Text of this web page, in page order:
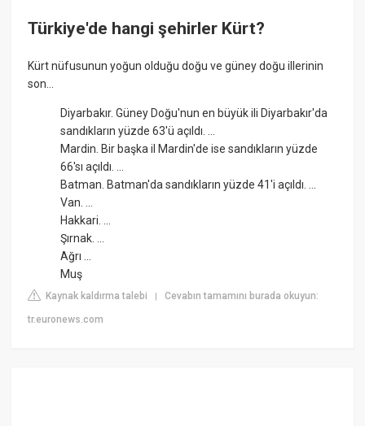
Türkiye'de hangi şehirler Kürt?
Kürt nüfusunun yoğun olduğu doğu ve güney doğu illerinin
son...
Diyarbakır. Güney Doğu'nun en büyük ili Diyarbakır'da
sandıkların yüzde 63'ü açıldı. ...
Mardin. Bir başka il Mardin'de ise sandıkların yüzde
66'sı açıldı. ...
Batman. Batman'da sandıkların yüzde 41'i açıldı. ...
Van. ...
Hakkari. ...
Şırnak. ...
Ağrı ...
Muş
Kaynak kaldırma talebi |Cevabın tamamını burada okuyun:
tr.euronews.com